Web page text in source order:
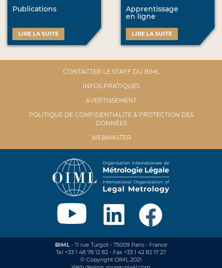
Publications
LIRE LA SUITE
Apprentissage
en ligne
LIRE LA SUITE
CONTACTER LE STAFF DU BIML
INFOS PRATIQUES
AVERTISSEMENT
POLITIQUE DE CONFIDENTIALITÉ & PROTECTION DES
DONNÉES
WEBMASTER
BIML- 11 rue Turgot - 75009 Paris - France
Tel +33 1 48 78 12 82 - Fax +33 1 42 82 17 27
© Copyright OIML 2021